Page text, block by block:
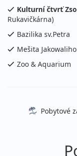
říjen 2026
01.10. -
čtvrtek - neděle
neděle - neděle
Kulturní čtvrť
Rukavičkárna)
Bazilika sv.Petra
Mešita
Zoo & Aquarium
Pobytové